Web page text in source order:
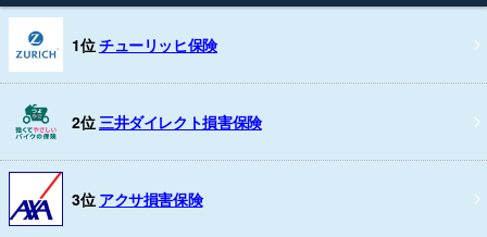
1位チューリッヒ保険
2位 三井ダイレクト損害保険
3位 アクサ損害保険